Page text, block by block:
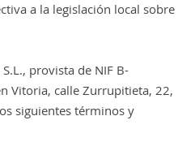
a la legislación local sobre
S.L., provista de NIF B-
Vitoria, calle Zurrupitieta, 22,
siguientes términos y